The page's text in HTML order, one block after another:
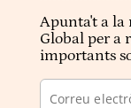
Apunta't a la
Global per a
importants